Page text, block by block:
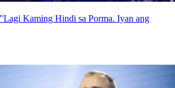
Kaming Hindi sa Porma. Iyan ang